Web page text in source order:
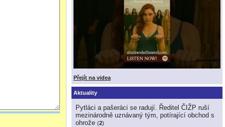
Přejít na videa
Aktuality
Pytláci a pašeráci se radují. Ředitel ČIŽP ruší
mezinárodně uznávaný tým, potírající obchod s
ohrože (2)